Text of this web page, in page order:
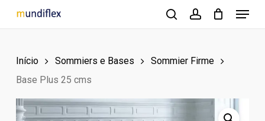
to
content
searchaccount
Menu
Início Sommiers e Bases
Sommier Firme
Base Plus 25 cms